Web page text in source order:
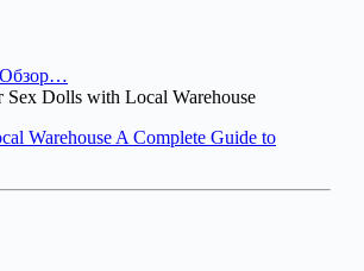
Обзор…
Sex Dolls with Local Warehouse
Warehouse A Complete Guide to